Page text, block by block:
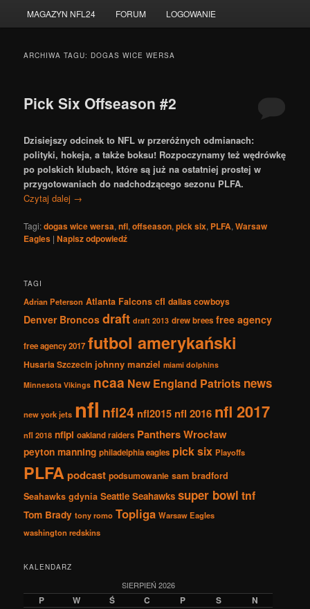
tekstu
widgetów
MAGAZYN NFL24 FORUM LOGOWANIE
ARCHIWA TAGU: DOGAS WICE WERSA
Pick Six Offseason #2
Dzisiejszy odcinek to NFL w przeróżnych odmianach:
polityki, hokeja, a także boksu! Rozpoczynamy też wędrówkę
po polskich klubach, które są już na ostatniej prostej w
przygotowaniach do nadchodzącego sezonu PLFA.
Czytaj dalej →
Tagi:dogas wice wersa,nfl,offseason,pick six, PLFA,Warsaw
Eagles |Napisz odpowiedź
TAGI
Adrian Peterson Atlanta Falcons cfl dallas cowboys
Denver Broncos draft draft 2013 drew brees free agency
free agency 2017 futbol amerykański
Husaria Szczecin johnny manziel miami dolphins
Minnesota Vikings ncaa New England Patriots news
new york jets nfl nfl24 nfl2015 nfl 2016 nfl 2017
nfl 2018 nflpl oakland raiders Panthers Wrocław
peyton manning philadelphia eagles pick six Playoffs
PLFA podcast podsumowanie sam bradford
Seahawks gdynia Seattle Seahawks super bowl tnf
Tom Brady tony romo Topliga Warsaw Eagles
washington redskins
KALENDARZ
SIERPIEŃ 2026
P W Ś C P S N